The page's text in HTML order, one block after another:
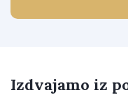
Izdvajamo iz